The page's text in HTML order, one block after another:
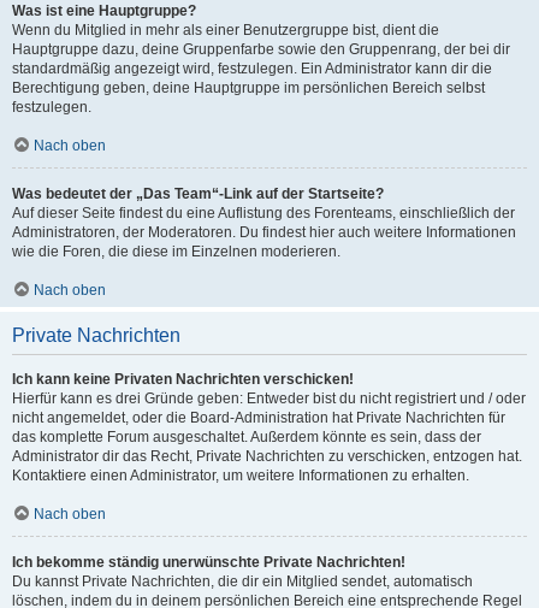
Was ist eine Hauptgruppe?
Wenn du Mitglied in mehr als einer Benutzergruppe bist, dient die
Hauptgruppe dazu, deine Gruppenfarbe sowie den Gruppenrang, der bei dir
standardmäßig angezeigt wird, festzulegen. Ein Administrator kann dir die
Berechtigung geben, deine Hauptgruppe im persönlichen Bereich selbst
festzulegen.
Nach oben
Was bedeutet der „Das Team“-Link auf der Startseite?
Auf dieser Seite findest du eine Auflistung des Forenteams, einschließlich der
Administratoren, der Moderatoren. Du findest hier auch weitere Informationen
wie die Foren, die diese im Einzelnen moderieren.
Nach oben
Private Nachrichten
Ich kann keine Privaten Nachrichten verschicken!
Hierfür kann es drei Gründe geben: Entweder bist du nicht registriert und / oder
nicht angemeldet, oder die Board-Administration hat Private Nachrichten für
das komplette Forum ausgeschaltet. Außerdem könnte es sein, dass der
Administrator dir das Recht, Private Nachrichten zu verschicken, entzogen hat.
Kontaktiere einen Administrator, um weitere Informationen zu erhalten.
Nach oben
Ich bekomme ständig unerwünschte Private Nachrichten!
Du kannst Private Nachrichten, die dir ein Mitglied sendet, automatisch
löschen, indem du in deinem persönlichen Bereich eine entsprechende Regel